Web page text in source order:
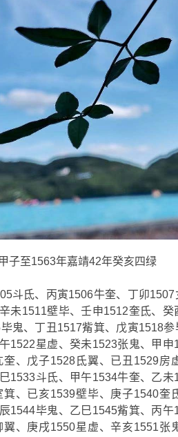
子至1563年嘉靖42年癸亥四绿
斗氐、丙寅1506牛奎、丁卯
未1511壁毕、壬申1512奎氐、
鬼、丁丑1517觜箕、戊寅1518
1522星虚、癸未1523张鬼、甲
、戊子1528氐翼、已丑1529房
1533斗氐、甲午1534牛奎、乙
、已亥1539壁毕、庚子1540奎
1544毕鬼、乙巳1545觜箕、丙
、庚戌1550星虚、辛亥1551张